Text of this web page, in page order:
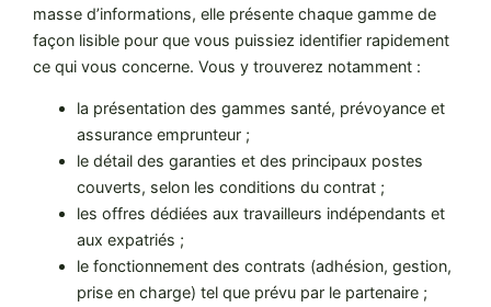
masse d’informations, elle présente chaque gamme de
façon lisible pour que vous puissiez identifier rapidement
ce qui vous concerne. Vous y trouverez notamment :
la présentation des gammes santé, prévoyance et
assurance emprunteur ;
le détail des garanties et des principaux postes
couverts, selon les conditions du contrat ;
les offres dédiées aux travailleurs indépendants et
aux expatriés ;
le fonctionnement des contrats (adhésion, gestion,
prise en charge) tel que prévu par le partenaire ;